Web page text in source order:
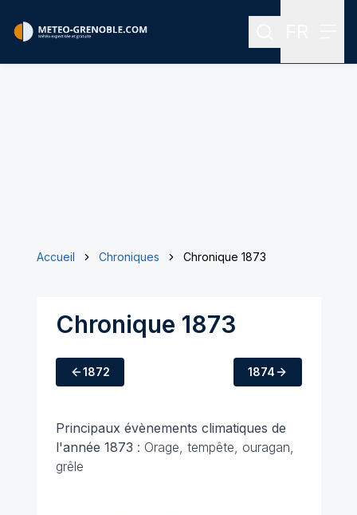
Rechercher
Accueil Chroniques Chronique 1873
Chronique 1873
1872 1874
Principaux évènements climatiques de
l'année 1873 : Orage, tempête, ouragan,
grêle